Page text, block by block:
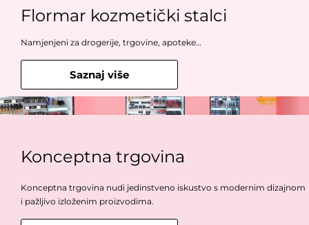
Flormar Crna maska
KM
Flormar Olovka za usne
Flormar kozmetički stalci
Namjenjeni za drogerije, trgovine, apoteke…
Saznaj više
Konceptna trgovina
Konceptna trgovina nudi jedinstveno iskustvo s modernim dizajnom
i pažljivo izloženim proizvodima.